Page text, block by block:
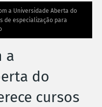
a Universidade Aberta do
de especialização para
a
do
cursos